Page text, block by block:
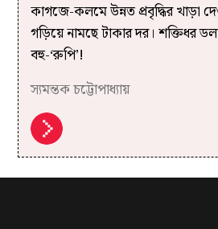
কাগজে-কলমে উন্নত প্রবৃদ্ধির খাড়া
গড়িয়ে নামছে টাকার দর। শক্তিধর
বহু-‘রুপি’!
স্যমন্তক চট্টোপাধ্যায়